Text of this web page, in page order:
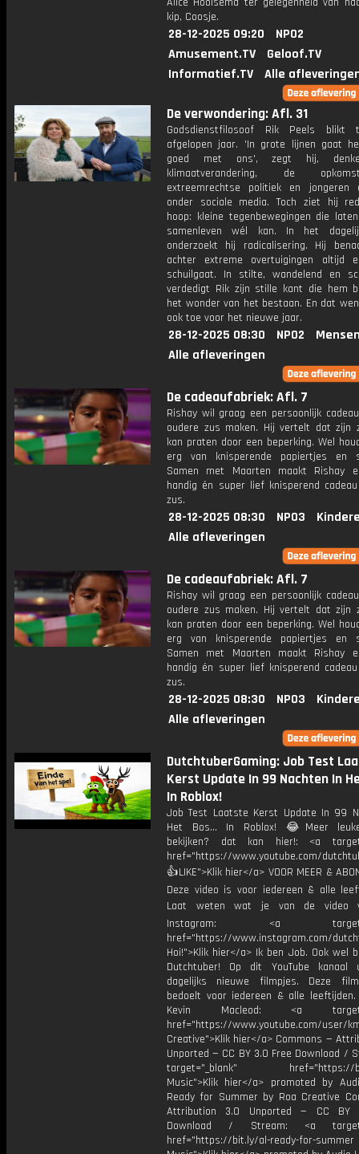
kip, Coosje.
28-12-2025 09:20
NPO2
Amusement.TV
Geloof.TV
Informatief.TV
Alle
De verwondering: Afl. 31
Godsdienstfilosoof Rik Peels blikt
afgelopen jaar. 'In grote lijnen gaat
goed met ons', zegt hij,
klimaatverandering, de
extreemrechtse politiek en jongeren
onder sociale media. Toch ziet hij
hoop: kleine tegenbewegingen die
samenleven wél kan. In het
onderzoekt hij radicalisering. Hij
achter extreme overtuigingen altijd
schuilgaat. In stilte, wandelend en
verdedigt Rik zijn stille kant die hem
het wonder van het bestaan. En dat
ook toe voor het nieuwe jaar.
28-12-2025 08:30 NPO2
Alle afleveringen
De cadeaufabriek: Afl. 7
Rishay wil graag een persoonlijk
oudere zus maken. Hij vertelt dat zijn
kan praten door een beperking. Wel
erg van knisperende papiertjes en
Samen met Maarten maakt Rishay
handig én super lief knisperend
zus.
28-12-2025 08:30 NPO3
Alle afleveringen
De cadeaufabriek: Afl. 7
Rishay wil graag een persoonlijk
oudere zus maken. Hij vertelt dat zijn
kan praten door een beperking. Wel
erg van knisperende papiertjes en
Samen met Maarten maakt Rishay
handig én super lief knisperend
zus.
28-12-2025 08:30 NPO3
Alle afleveringen
DutchtuberGaming: Job Test
Kerst Update In 99 Nachten In
In Roblox!
Job Test Laatste Kerst Update In 99
Het Bos... In Roblox! 😂Meer
bekijken? dat kan hier!: <a
href="https://www.youtube.com/
👍LIKE">Klik hier</a> VOOR MEER &
Deze video is voor iedereen & alle
Laat weten wat je van de video
Instagram: <a
href="https://www.instagram.com/
Hoi!">Klik hier</a> Ik ben Job. Ook wel
Dutchtuber! Op dit YouTube kanaal
dagelijks nieuwe filmpjes. Deze
bedoelt voor iedereen & alle
Kevin Macleod: <a
href="https://www.youtube.com/user/
Creative">Klik hier</a> Commons —
Unported — CC BY 3.0 Free Download /
target="_blank" href="https://
Music">Klik hier</a> promoted by
Ready for Summer by Roa Creative
Attribution 3.0 Unported — CC BY
Download / Stream: <a
href="https://bit.ly/al-ready-for-summer